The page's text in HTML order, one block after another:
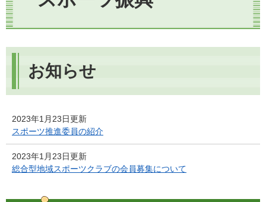
お知らせ
2023年1月23日更新
スポーツ推進委員の紹介
2023年1月23日更新
総合型地域スポーツクラブの会員募集について